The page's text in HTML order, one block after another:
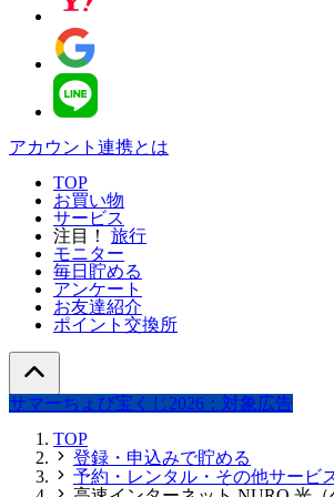
アカウント連携とは
TOP
お買い物
サービス
注目！
旅行
モニター
毎日貯める
アンケート
お友達紹介
ポイント交換所
サマーちょび宝くじ2026：対象広告
TOP
登録・申込みで貯める
予約・レンタル・その他サービ